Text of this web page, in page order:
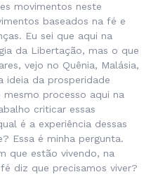
movimentos neste
baseados na fé e
Eu sei que aqui na
da Libertação, mas o que
vejo no Quênia, Malásia,
ideia da prosperidade
processo aqui na
criticar essas
é a experiência dessas
Essa é minha pergunta.
que estão vivendo, na
diz que precisamos viver?